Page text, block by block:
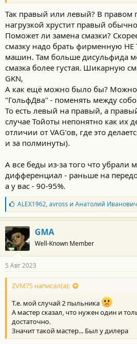
Так правый или левый? В правом
нагрузкой хрустит правый
Поможет ли замена смазки?
смазку надо брать фирменную НЕ
машин. Там больше дисульфида
смазка более густая. Шикарную
GKN,
А как ещё можно было бы?
"ГольфДва" - поменять между
То есть левый на правый, а
случае Тойоты непонятно как их
отличии от VAG'ов, где это
и за полминуты).
А все беды из-за того что убрали
дифференциал - раньше на
а у вас - 90-95%.
Б
л
а
г
о
д
а
н
о
с
и
:
ALEX1962,avross и Анатолий Иванович
GMA
Well-Known Member
5 Авг 2023
ZVM75 написал(а):
Т.е. мой случай 2 пыльника
А мастер сказал, что нужен один и
достаточно.
Значит такой мастер... Был у дилера